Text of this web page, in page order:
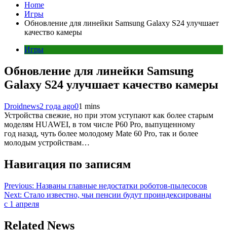
Home
Игры
Обновление для линейки Samsung Galaxy S24 улучшает
качество камеры
Игры
Обновление для линейки Samsung
Galaxy S24 улучшает качество камеры
Droidnews2 года ago01 mins
Устройства свежие, но при этом уступают как более старым
моделям HUAWEI, в том числе P60 Pro, выпущенному
год назад, чуть более молодому Mate 60 Pro, так и более
молодым устройствам…
Навигация по записям
Previous: Названы главные недостатки роботов-пылесосов
Next: Стало известно, чьи пенсии будут проиндексированы
с 1 апреля
Related News